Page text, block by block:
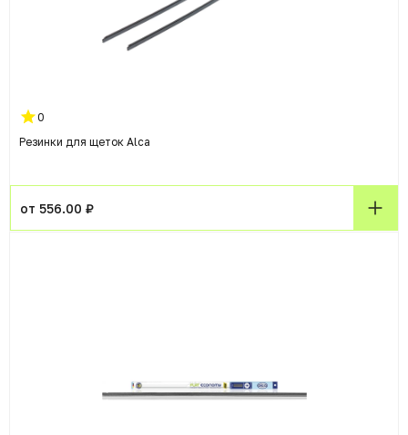
0
Резинки для щеток Alca
от 556.00 ₽